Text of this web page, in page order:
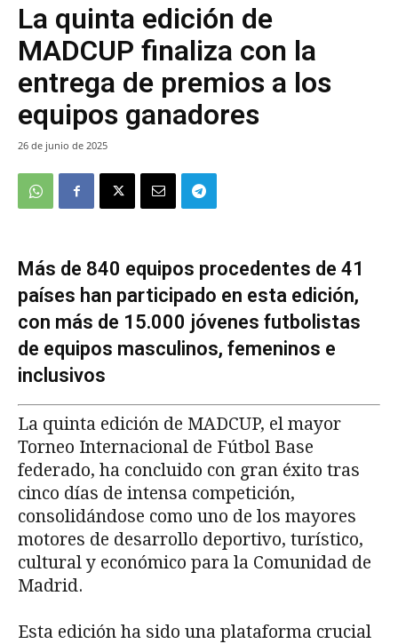
La quinta edición de
MADCUP finaliza con la
entrega de premios a los
equipos ganadores
26 de junio de 2025
Más de 840 equipos procedentes de 41
países han participado en esta edición,
con más de 15.000 jóvenes futbolistas
de equipos masculinos, femeninos e
inclusivos
La quinta edición de MADCUP, el mayor
Torneo Internacional de Fútbol Base
federado, ha concluido con gran éxito tras
cinco días de intensa competición,
consolidándose como uno de los mayores
motores de desarrollo deportivo, turístico,
cultural y económico para la Comunidad de
Madrid.
Esta edición ha sido una plataforma crucial